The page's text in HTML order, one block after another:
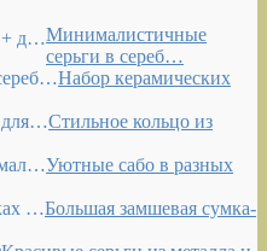
Минималистичные
серьги в сереб…
Набор керамических
Стильное кольцо из
Уютные сабо в разных
Большая замшевая сумка-